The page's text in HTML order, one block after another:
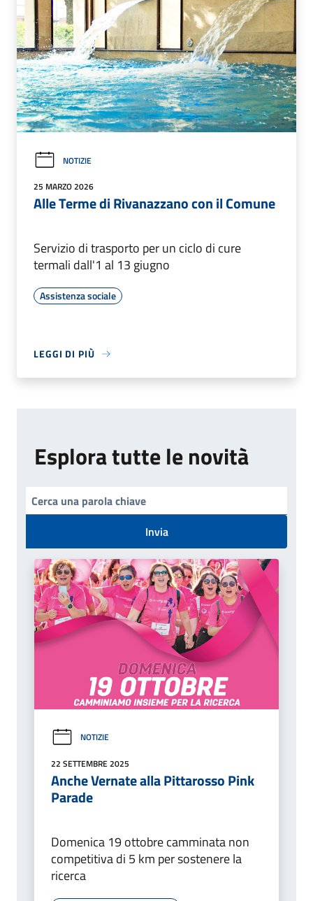
NOTIZIE
25 MARZO 2026
Alle Terme di Rivanazzano con il Comune
Servizio di trasporto per un ciclo di cure
termali dall'1 al 13 giugno
Assistenza sociale
LEGGI DI PIÙ
Esplora tutte le novità
Invia
NOTIZIE
22 SETTEMBRE 2025
Anche Vernate alla Pittarosso Pink
Parade
Domenica 19 ottobre camminata non
competitiva di 5 km per sostenere la
ricerca